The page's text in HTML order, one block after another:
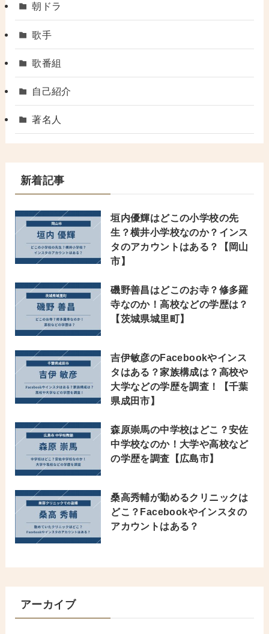
朝ドラ
歌手
歌番組
自己紹介
著名人
新着記事
垣内優輝はどこの小学校の先
生？横井小学校なのか？インス
タのアカウントはある？【岡山
市】
磯野善昌はどこのお寺？修多羅
寺なのか！高校などの学歴は？
【茨城県城里町】
吉伊敏彦のFacebookやインス
タはある？家族構成は？高校や
大学などの学歴を調査！【千葉
県成田市】
森原崇馬の中学校はどこ？安佐
中学校なのか！大学や高校など
の学歴を調査【広島市】
桑高秀輔が勤めるクリニックは
どこ？Facebookやインスタの
アカウントはある？
アーカイブ